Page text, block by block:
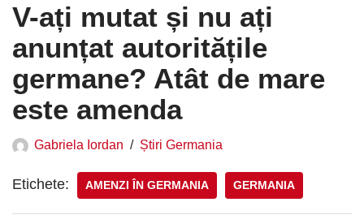
V-ați mutat și nu ați
anunțat autoritățile
germane? Atât de mare
este amenda
Gabriela Iordan Știri Germania
Etichete: AMENZI ÎN GERMANIA GERMANIA